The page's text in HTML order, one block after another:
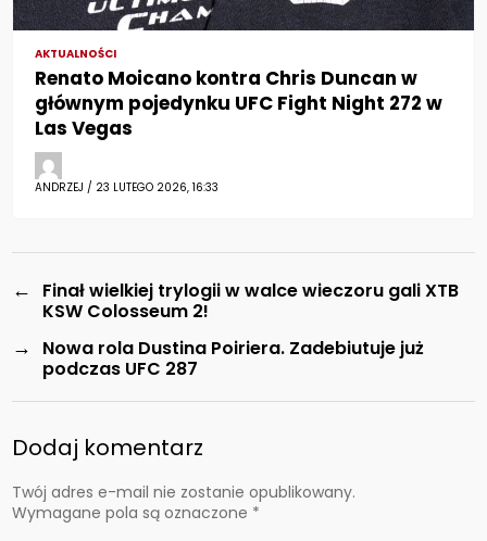
AKTUALNOŚCI
Renato Moicano kontra Chris Duncan w
głównym pojedynku UFC Fight Night 272 w
Las Vegas
ANDRZEJ / 23 LUTEGO 2026, 16:33
←
Finał wielkiej trylogii w walce wieczoru gali XTB
KSW Colosseum 2!
→
Nowa rola Dustina Poiriera. Zadebiutuje już
podczas UFC 287
Dodaj komentarz
Twój adres e-mail nie zostanie opublikowany.
Wymagane pola są oznaczone *